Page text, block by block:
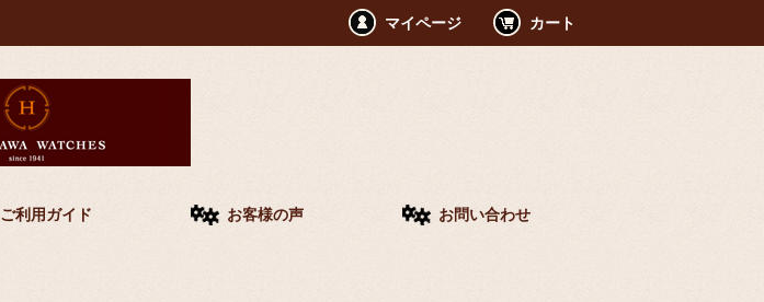
マイページ カート
ご利用ガイド お客様の声 お問い合わせ